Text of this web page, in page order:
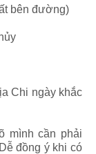
bên đường)
Chi ngày khắc
mình cần phải
đồng ý khi có